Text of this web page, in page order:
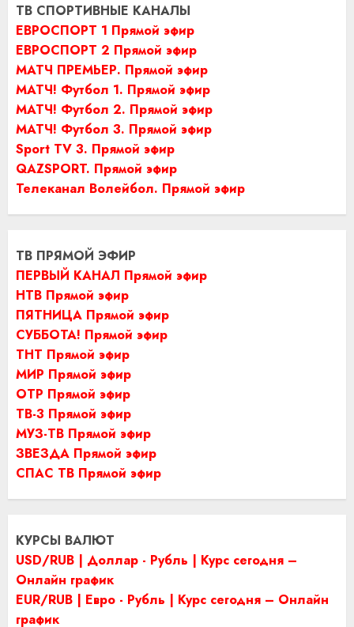
ТВ СПОРТИВНЫЕ КАНАЛЫ
ЕВРОСПОРТ 1 Прямой эфир
ЕВРОСПОРТ 2 Прямой эфир
МАТЧ ПРЕМЬЕР. Прямой эфир
МАТЧ! Футбол 1. Прямой эфир
МАТЧ! Футбол 2. Прямой эфир
МАТЧ! Футбол 3. Прямой эфир
Sport TV 3. Прямой эфир
QAZSPORT. Прямой эфир
Телеканал Волейбол. Прямой эфир
ТВ ПРЯМОЙ ЭФИР
ПЕРВЫЙ КАНАЛ Прямой эфир
НТВ Прямой эфир
ПЯТНИЦА Прямой эфир
СУББОТА! Прямой эфир
ТНТ Прямой эфир
МИР Прямой эфир
ОТР Прямой эфир
ТВ-3 Прямой эфир
МУЗ-ТВ Прямой эфир
ЗВЕЗДА Прямой эфир
СПАС ТВ Прямой эфир
КУРСЫ ВАЛЮТ
USD/RUB | Доллар - Рубль | Курс сегодня –
Онлайн график
EUR/RUB | Евро - Рубль | Курс сегодня – Онлайн
график